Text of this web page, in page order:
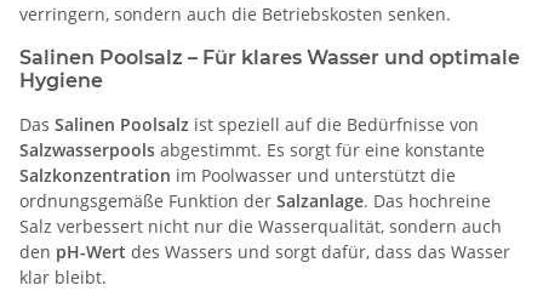
verringern, sondern auch die Betriebskosten senken.
Salinen Poolsalz – Für klares Wasser und optimale
Hygiene
Das Salinen Poolsalz ist speziell auf die Bedürfnisse von
Salzwasserpools abgestimmt. Es sorgt für eine konstante
Salzkonzentration im Poolwasser und unterstützt die
ordnungsgemäße Funktion der Salzanlage. Das hochreine
Salz verbessert nicht nur die Wasserqualität, sondern auch
den pH-Wert des Wassers und sorgt dafür, dass das Wasser
klar bleibt.